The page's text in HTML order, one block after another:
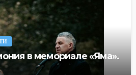
в мемориале «Яма».